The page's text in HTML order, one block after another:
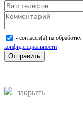
- согласен(а) на обработку
конфиденциальности
Отправить
закрыть